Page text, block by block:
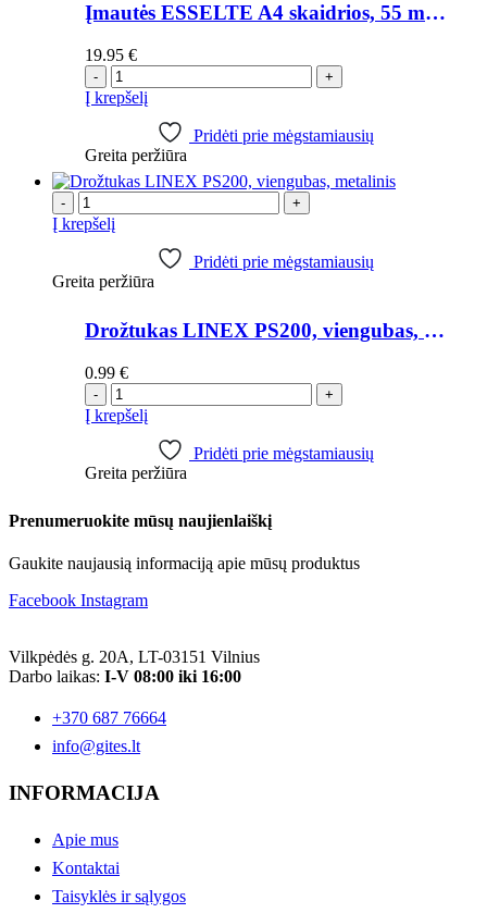
Įmautės ESSELTE A4 skaidrios, 55 mk, pak. 100 vnt.
19.95 €
- +
Į krepšelį
Pridėti prie mėgstamiausių
Greita peržiūra
- +
Į krepšelį
Pridėti prie mėgstamiausių
Greita peržiūra
Drožtukas LINEX PS200, viengubas, metalinis
0.99 €
- +
Į krepšelį
Pridėti prie mėgstamiausių
Greita peržiūra
Prenumeruokite mūsų naujienlaiškį
Gaukite naujausią informaciją apie mūsų produktus
Facebook Instagram
Vilkpėdės g. 20A, LT-03151 Vilnius
Darbo laikas: I-V 08:00 iki 16:00
+370 687 76664
info@gites.lt
INFORMACIJA
Apie mus
Kontaktai
Taisyklės ir sąlygos